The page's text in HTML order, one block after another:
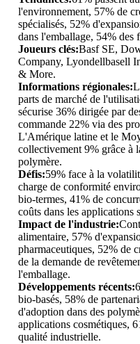
l'environnement, 57% de
spécialisés, 52%
dans l'emballage, 54% des
Joueurs clés:Basf SE,
Company, Lyondellbasell
& More.
Informations régionales:
parts de marché de
sécurise 36% dirigée par
commande 22% via des
L'Amérique latine et le
collectivement 9% grâce à
polymère.
Défis:59% face à la
charge de conformité
bio-termes, 41% de
coûts dans les applications
Impact de l'industrie:
alimentaire, 57%
pharmaceutiques, 52% de
de la demande de
l'emballage.
Développements récents:
bio-basés, 58% de
d'adoption dans des
applications cosmétiques,
qualité industrielle.